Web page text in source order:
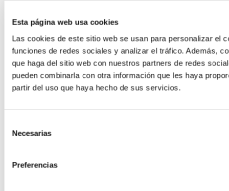
Esta página web usa cookies
Las cookies de este sitio web se usan para personalizar el
funciones de redes sociales y analizar el tráfico. Además,
que haga del sitio web con nuestros partners de redes
pueden combinarla con otra información que les haya
partir del uso que haya hecho de sus servicios.
Necesarias
Preferencias
Productos
Sin categorizar